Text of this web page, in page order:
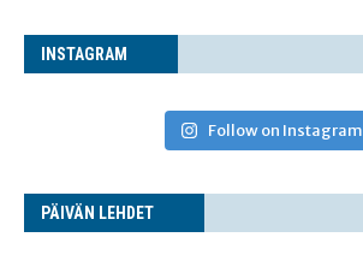
INS­TA­GRAM
Follow on Instagram
PÄI­VÄN LEHDET